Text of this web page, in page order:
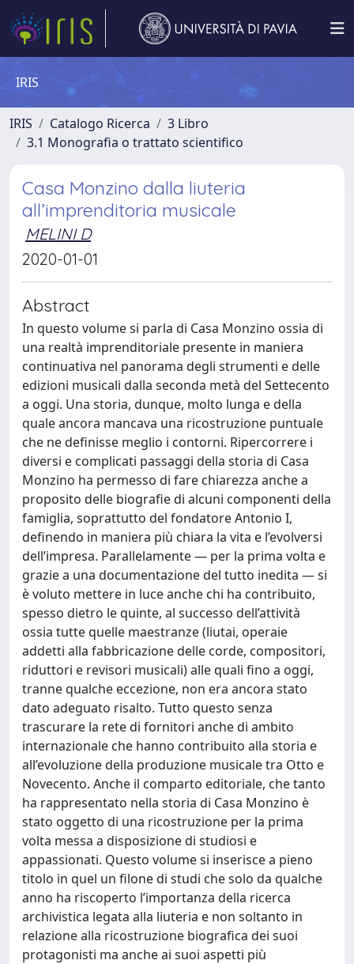
IRIS
IRIS Catalogo Ricerca
3 Libro
3.1 Monografia o trattato scientifico
Casa Monzino dalla liuteria
all’imprenditoria musicale
MELINI D
2020-01-01
Abstract
In questo volume si parla di Casa Monzino ossia di
una realtà imprenditoriale presente in maniera
continuativa nel panorama degli strumenti e delle
edizioni musicali dalla seconda metà del Settecento
a oggi. Una storia, dunque, molto lunga e della
quale ancora mancava una ricostruzione puntuale
che ne definisse meglio i contorni. Ripercorrere i
diversi e complicati passaggi della storia di Casa
Monzino ha permesso di fare chiarezza anche a
proposito delle biografie di alcuni componenti della
famiglia, soprattutto del fondatore Antonio I,
definendo in maniera più chiara la vita e l’evolversi
dell’impresa. Parallelamente — per la prima volta e
grazie a una documentazione del tutto inedita — si
è voluto mettere in luce anche chi ha contribuito,
spesso dietro le quinte, al successo dell’attività
ossia tutte quelle maestranze (liutai, operaie
addetti alla fabbricazione delle corde, compositori,
riduttori e revisori musicali) alle quali fino a oggi,
tranne qualche eccezione, non era ancora stato
dato adeguato risalto. Tutto questo senza
trascurare la rete di fornitori anche di ambito
internazionale che hanno contribuito alla storia e
all’evoluzione della produzione musicale tra Otto e
Novecento. Anche il comparto editoriale, che tanto
ha rappresentato nella storia di Casa Monzino è
stato oggetto di una ricostruzione per la prima
volta messa a disposizione di studiosi e
appassionati. Questo volume si inserisce a pieno
titolo in quel un filone di studi che solo da qualche
anno ha riscoperto l’importanza della ricerca
archivistica legata alla liuteria e non soltanto in
relazione alla ricostruzione biografica dei suoi
protagonisti ma anche ai suoi aspetti più